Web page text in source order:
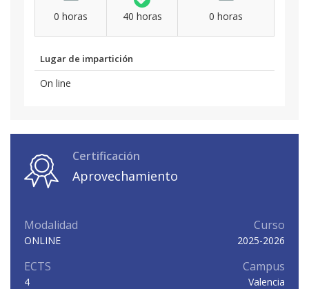
0 horas 40 horas 0 horas
Lugar de impartición
On line
Certificación
Aprovechamiento
Modalidad
ONLINE
Curso
2025-2026
ECTS
4
Campus
Valencia